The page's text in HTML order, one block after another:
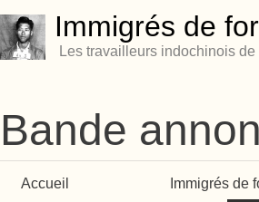
Immigrés de
Les travailleurs indochinois
Bande
Accueil Immigrés de